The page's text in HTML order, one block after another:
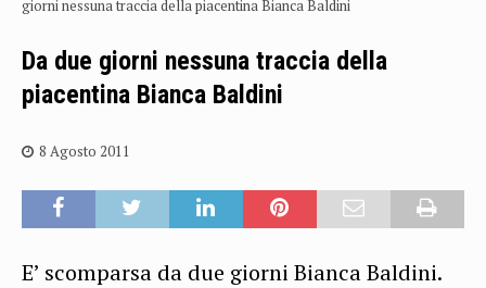
giorni nessuna traccia della piacentina Bianca Baldini
Da due giorni nessuna traccia della
piacentina Bianca Baldini
8 Agosto 2011
E’ scomparsa da due giorni Bianca Baldini.